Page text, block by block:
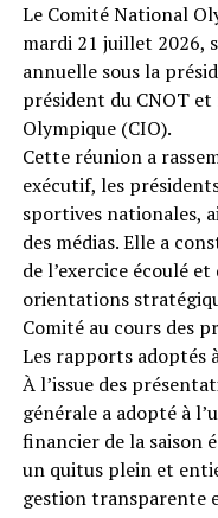
Le Comité National
mardi 21 juillet 2026,
annuelle sous la
président du CNOT
Olympique (CIO).
Cette réunion a
exécutif, les
sportives nationales,
des médias. Elle a
de l’exercice écoulé
orientations
Comité au cours des
Les rapports adoptés
À l’issue des
générale a adopté à
financier de la saison
un quitus plein et
gestion transparente